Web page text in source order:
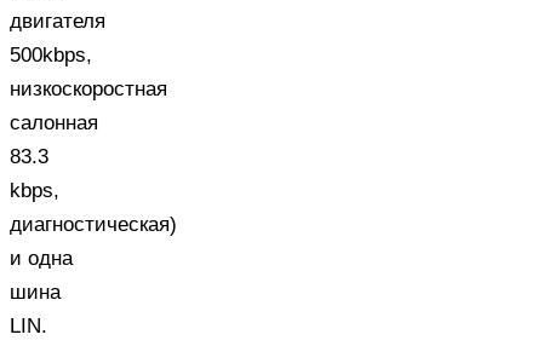
двигателя
500kbps,
низкоскоростная
салонная
83.3
kbps,
диагностическая)
и одна
шина
LIN.